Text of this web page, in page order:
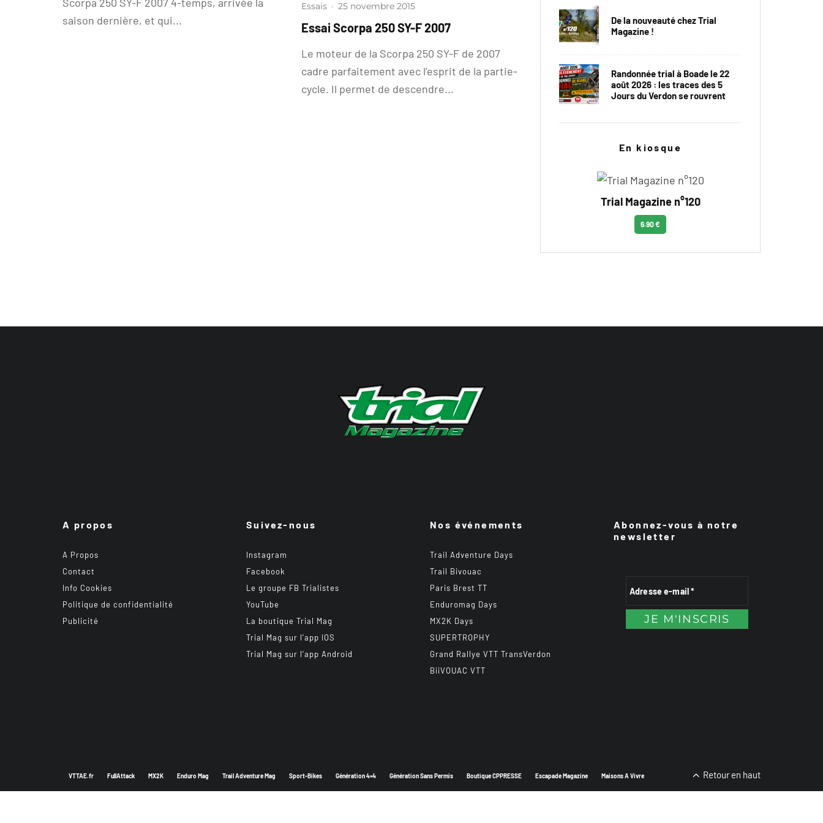
saison dernière, et qui...
Essais · 25 novembre 2015
Essai Scorpa 250 SY-F 2007
Le moteur de la Scorpa 250 SY-F de 2007
cadre parfaitement avec l’esprit de la partie-
cycle. Il permet de descendre...
De la nouveauté chez Trial
Magazine !
Randonnée trial à Boade le 22
août 2026 : les traces des 5
Jours du Verdon se rouvrent
En kiosque
Trial Magazine n°120
6.90 €
A propos
A Propos
Contact
Info Cookies
Politique de confidentialité
Publicité
Suivez-nous
Instagram
Facebook
Le groupe FB Trialistes
YouTube
La boutique Trial Mag
Trial Mag sur l’app IOS
Trial Mag sur l’app Android
Nos événements
Trail Adventure Days
Trail Bivouac
Paris Brest TT
Enduromag Days
MX2K Days
SUPERTROPHY
Grand Rallye VTT TransVerdon
BiiVOUAC VTT
Abonnez-vous à notre
newsletter
VTTAE.fr FullAttack MX2K Enduro Mag Trail Adventure Mag Sport-Bikes Génération 4×4 Génération Sans Permis Boutique CPPRESSE Escapade Magazine Maisons A Vivre Retour en haut